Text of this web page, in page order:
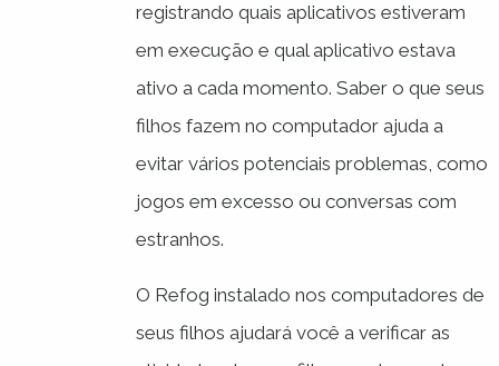
registrando quais aplicativos estiveram
em execução e qual aplicativo estava
ativo a cada momento. Saber o que seus
filhos fazem no computador ajuda a
evitar vários potenciais problemas, como
jogos em excesso ou conversas com
estranhos.
O Refog instalado nos computadores de
seus filhos ajudará você a verificar as